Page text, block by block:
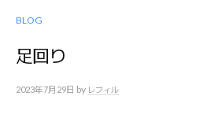
BLOG
足回り
2023年7月29日 by レフィル